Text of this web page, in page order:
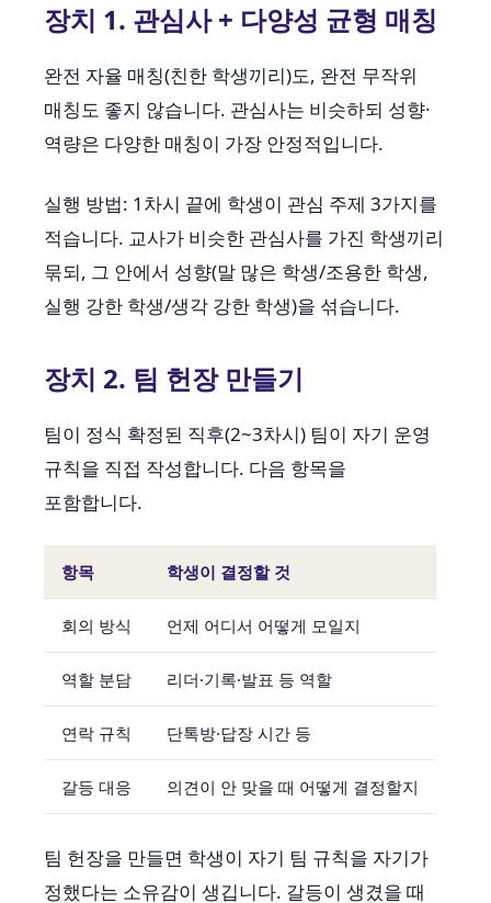
장치 1. 관심사 + 다양성 균형 매칭
완전 자율 매칭(친한 학생끼리)도, 완전 무작위
매칭도 좋지 않습니다. 관심사는 비슷하되 성향·
역량은 다양한 매칭이 가장 안정적입니다.
실행 방법: 1차시 끝에 학생이 관심 주제 3가지를
적습니다. 교사가 비슷한 관심사를 가진 학생끼리
묶되, 그 안에서 성향(말 많은 학생/조용한 학생,
실행 강한 학생/생각 강한 학생)을 섞습니다.
장치 2. 팀 헌장 만들기
팀이 정식 확정된 직후(2~3차시) 팀이 자기 운영
규칙을 직접 작성합니다. 다음 항목을
포함합니다.
항목 학생이 결정할 것
회의 방식 언제 어디서 어떻게 모일지
역할 분담 리더·기록·발표 등 역할
연락 규칙 단톡방·답장 시간 등
갈등 대응 의견이 안 맞을 때 어떻게 결정할지
팀 헌장을 만들면 학생이 자기 팀 규칙을 자기가
정했다는 소유감이 생깁니다. 갈등이 생겼을 때